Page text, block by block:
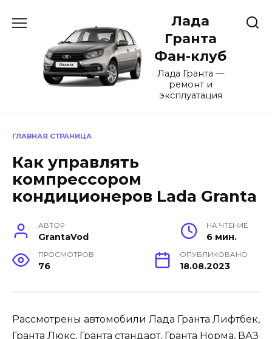
содержанию
Лада
Гранта
Фан-клуб
Лада Гранта —
ремонт и
эксплуатация
ГЛАВНАЯ СТРАНИЦА
Как управлять
компрессором
кондиционеров Lada Granta
АВТОР
GrantaVod
НА ЧТЕНИЕ
6 мин.
ПРОСМОТРОВ
76
ОПУБЛИКОВАНО
18.08.2023
Рассмотрены автомобили Лада Гранта Лифтбек,
Гранта Люкс, Гранта стандарт, Гранта Норма, ВАЗ